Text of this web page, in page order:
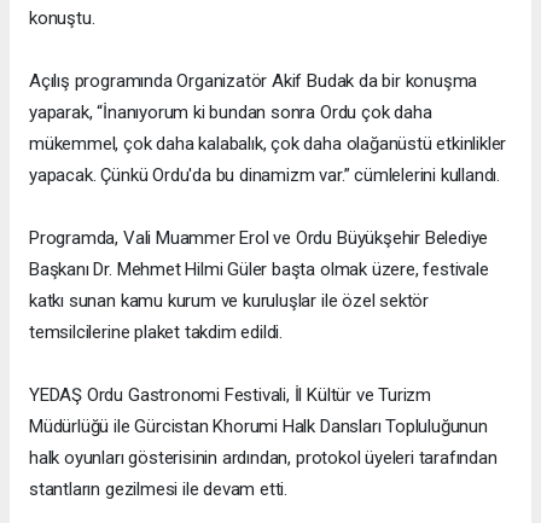
konuştu.
Açılış programında Organizatör Akif Budak da bir konuşma
yaparak, “İnanıyorum ki bundan sonra Ordu çok daha
mükemmel, çok daha kalabalık, çok daha olağanüstü etkinlikler
yapacak. Çünkü Ordu'da bu dinamizm var.” cümlelerini kullandı.
Programda, Vali Muammer Erol ve Ordu Büyükşehir Belediye
Başkanı Dr. Mehmet Hilmi Güler başta olmak üzere, festivale
katkı sunan kamu kurum ve kuruluşlar ile özel sektör
temsilcilerine plaket takdim edildi.
YEDAŞ Ordu Gastronomi Festivali, İl Kültür ve Turizm
Müdürlüğü ile Gürcistan Khorumi Halk Dansları Topluluğunun
halk oyunları gösterisinin ardından, protokol üyeleri tarafından
stantların gezilmesi ile devam etti.